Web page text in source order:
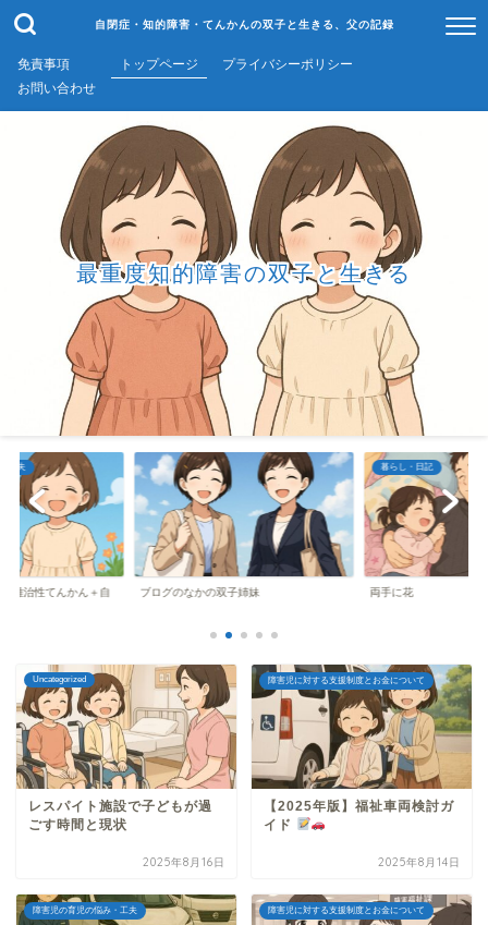
自閉症・知的障害・てんかんの双子と生きる、父の記録
免責事項
お問い合わせ
トップページ プライバシーポリシー
最重度知的障害の双子と生きる
工夫
難治性てんかん＋自
ブログのなかの双子姉妹
暮らし・日記
両手に花
Uncategorized
レスパイト施設で子どもが過
ごす時間と現状
2025年8月16日
障害児に対する支援制度とお金について
【2025年版】福祉車両検討ガ
イド
2025年8月14日
障害児の育児の悩み・工夫 障害児に対する支援制度とお金について